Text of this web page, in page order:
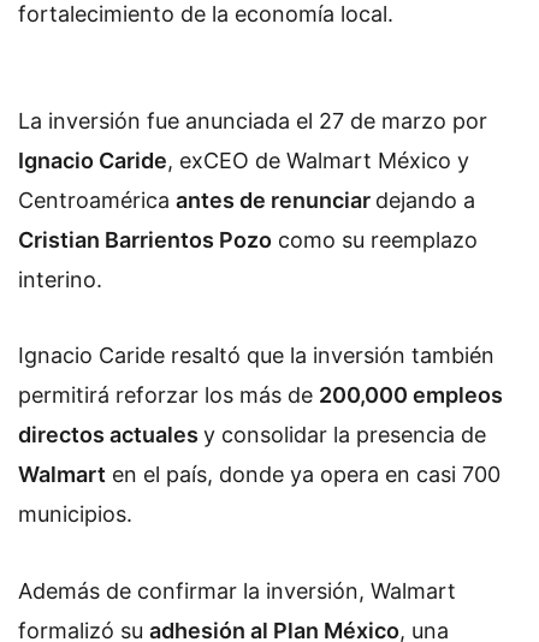
fortalecimiento de la economía local.
La inversión fue anunciada el 27 de marzo por
Ignacio Caride, exCEO de Walmart México y
Centroamérica antes de renunciar dejando a
Cristian Barrientos Pozo como su reemplazo
interino.
Ignacio Caride resaltó que la inversión también
permitirá reforzar los más de 200,000 empleos
directos actuales y consolidar la presencia de
Walmart en el país, donde ya opera en casi 700
municipios.
Además de confirmar la inversión, Walmart
formalizó su adhesión al Plan México, una